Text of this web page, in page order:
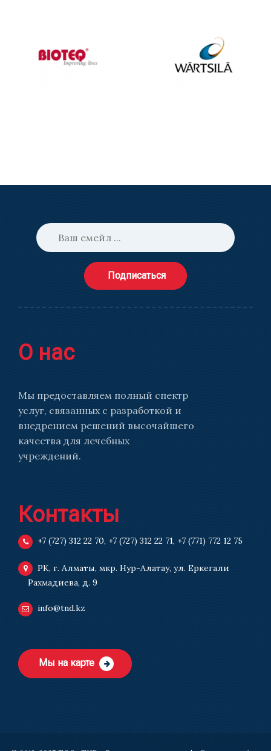
Подписаться
О нас
Мы предоставляем полный спектр
услуг, связанных с разработкой и
внедрением решений высочайшего
качества для лечебных
учреждений.
Контакты
+7 (727) 312 22 70, +7 (727) 312 22 71, +7 (771) 772 12 75
РК, г. Алматы, мкр. Нур-Алатау, ул. Еркегали
Рахмадиева, д. 9
info@tnd.kz
Мы на карте